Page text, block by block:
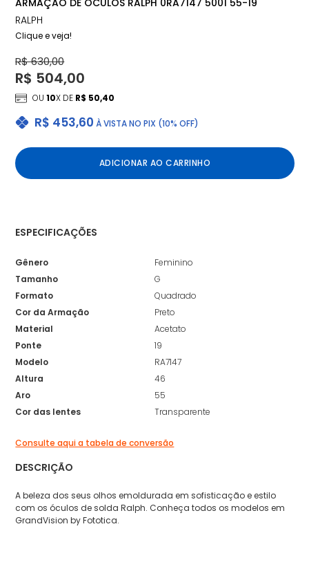
RALPH
Clique e veja!
R$ 453,60 À VISTA NO PIX (10% OFF)
R$ 630,00
R$ 504,00
OU10X DE R$ 50,40
ADICIONAR AO CARRINHO
ESPECIFICAÇÕES
Gênero
Feminino
Tamanho
G
Formato
Quadrado
Cor da Armação
Preto
Material
Acetato
Ponte
19
Modelo
RA7147
Altura
46
Aro
55
Cor das lentes
Transparente
Consulte aqui a tabela de conversão
DESCRIÇÃO
A beleza dos seus olhos emoldurada em sofisticação e estilo
com os óculos de solda Ralph. Conheça todos os modelos em
GrandVision by Fototica.